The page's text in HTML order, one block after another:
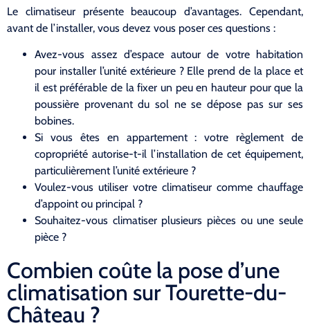
Le climatiseur présente beaucoup d’avantages. Cependant,
avant de l’installer, vous devez vous poser ces questions :
Avez-vous assez d’espace autour de votre habitation
pour installer l’unité extérieure ? Elle prend de la place et
il est préférable de la fixer un peu en hauteur pour que la
poussière provenant du sol ne se dépose pas sur ses
bobines.
Si vous êtes en appartement : votre règlement de
copropriété autorise-t-il l’installation de cet équipement,
particulièrement l’unité extérieure ?
Voulez-vous utiliser votre climatiseur comme chauffage
d’appoint ou principal ?
Souhaitez-vous climatiser plusieurs pièces ou une seule
pièce ?
Combien coûte la pose d’une
climatisation sur Tourette-du-
Château ?